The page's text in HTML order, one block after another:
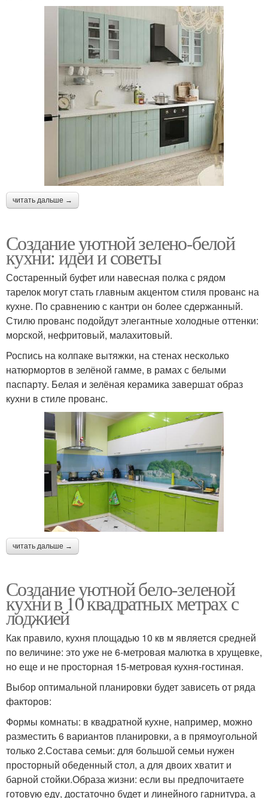
читать дальше →
Создание уютной зелено-белой
кухни: идеи и советы
Состаренный буфет или навесная полка с рядом
тарелок могут стать главным акцентом стиля прованс на
кухне. По сравнению с кантри он более сдержанный.
Стилю прованс подойдут элегантные холодные оттенки:
морской, нефритовый, малахитовый.
Роспись на колпаке вытяжки, на стенах несколько
натюрмортов в зелёной гамме, в рамах с белыми
паспарту. Белая и зелёная керамика завершат образ
кухни в стиле прованс.
читать дальше →
Создание уютной бело-зеленой
кухни в 10 квадратных метрах с
лоджией
Как правило, кухня площадью 10 кв м является средней
по величине: это уже не 6-метровая малютка в хрущевке,
но еще и не просторная 15-метровая кухня-гостиная.
Выбор оптимальной планировки будет зависеть от ряда
факторов:
Формы комнаты: в квадратной кухне, например, можно
разместить 6 вариантов планировки, а в прямоугольной
только 2.Состава семьи: для большой семьи нужен
просторный обеденный стол, а для двоих хватит и
барной стойки.Образа жизни: если вы предпочитаете
готовую еду, достаточно будет и линейного гарнитура, а